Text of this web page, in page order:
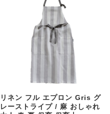
リネン フル エプロン Gris グ
レーストライプ / 麻 おしゃれ